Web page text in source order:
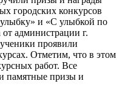
городских конкурсов
и «С улыбкой по
администрации г.
проявили
Отметим, что в этом
работ. Все
памятные призы и